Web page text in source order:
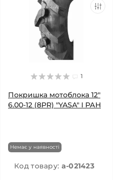
1
Покришка мотоблока 12"
6.00-12 (8PR) "YASA" І РАН
Немає у наявності
Код товару: a-021423